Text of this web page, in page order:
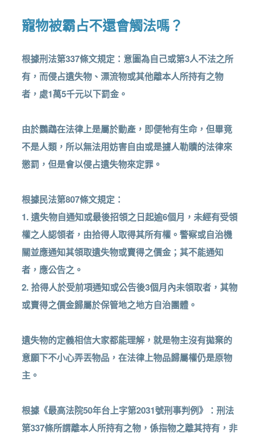
寵物被霸占不還會觸法嗎？
根據刑法第337條文規定：意圖為自己或第3人不法之所
有，而侵占遺失物、漂流物或其他離本人所持有之物
者，處1萬5千元以下罰金。
由於鸚鵡在法律上是屬於動產，即便牠有生命，但畢竟
不是人類，所以無法用妨害自由或是擄人勒贖的法律來
懲罰，但是會以侵占遺失物來定罪。
根據民法第807條文規定：
1. 遺失物自通知或最後招領之日起逾6個月，未經有受領
權之人認領者，由拾得人取得其所有權。警察或自治機
關並應通知其領取遺失物或賣得之價金；其不能通知
者，應公告之。
2. 拾得人於受前項通知或公告後3個月內未領取者，其物
或賣得之價金歸屬於保管地之地方自治團體。
遺失物的定義相信大家都能理解，就是物主沒有拋棄的
意願下不小心弄丟物品，在法律上物品歸屬權仍是原物
主。
根據《最高法院50年台上字第2031號刑事判例》：刑法
第337條所謂離本人所持有之物，係指物之離其持有，非